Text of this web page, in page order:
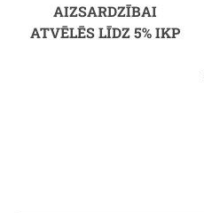
AIZSARDZĪBAI
ATVĒLĒS LĪDZ 5% IKP